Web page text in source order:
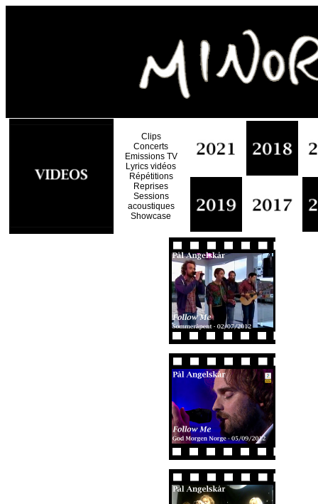
Clips
Concerts
Emissions TV
Lyrics vidéos
Répétitions
Reprises
Sessions
acoustiques
Showcase